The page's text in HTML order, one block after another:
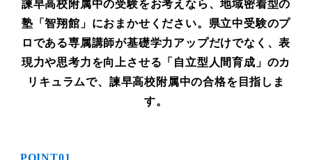
諫早高校附属中の受験をお考えなら、地域密着型の
塾「智翔館」におまかせください。 県立中受験のプ
ロである専属講師が基礎学力アップだけでなく、表
現力や思考力を向上させる「自立型人間育成」のカ
リキュラムで、諫早高校附属中の合格を目指しま
す。
POINT01